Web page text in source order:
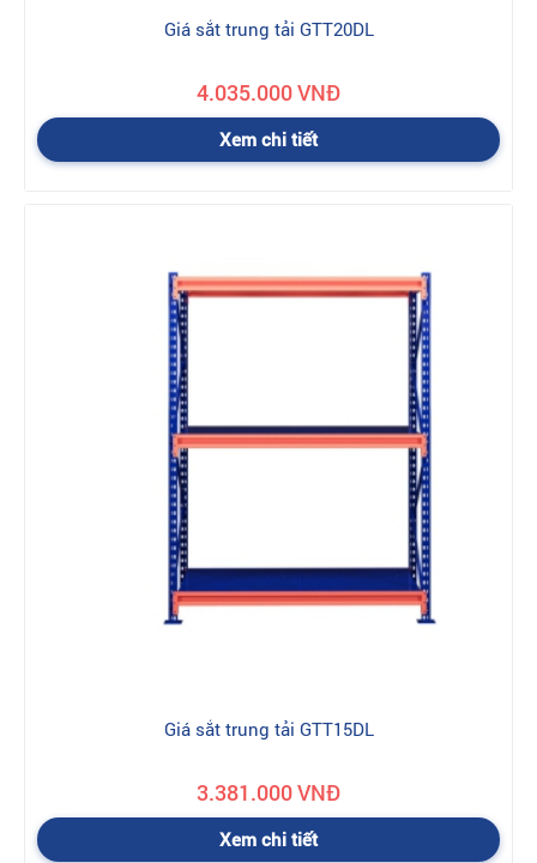
Giá sắt trung tải GTT20DL
4.035.000 VNĐ
Xem chi tiết
Giá sắt trung tải GTT15DL
3.381.000 VNĐ
Xem chi tiết